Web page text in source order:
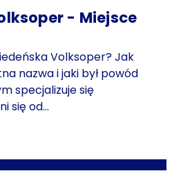
- Miejsce
Volksoper? Jak
nazwa i jaki był powód
specjalizuje się
się od…